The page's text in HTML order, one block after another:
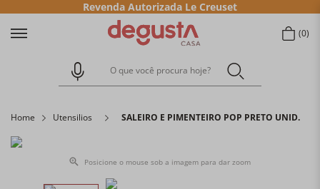
Revenda Autorizada Le Creuset
0
O que você procura hoje?
Home Utensilios SALEIRO E PIMENTEIRO POP PRETO UNID.
Posicione o mouse sob a imagem para dar zoom